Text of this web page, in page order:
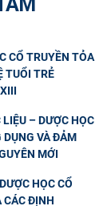
CỔ TRUYỀN TỎA
TUỔI TRẺ
– DƯỢC HỌC
DỤNG VÀ ĐẢM
MỚI
HỌC CỔ
CÁC ĐỊNH